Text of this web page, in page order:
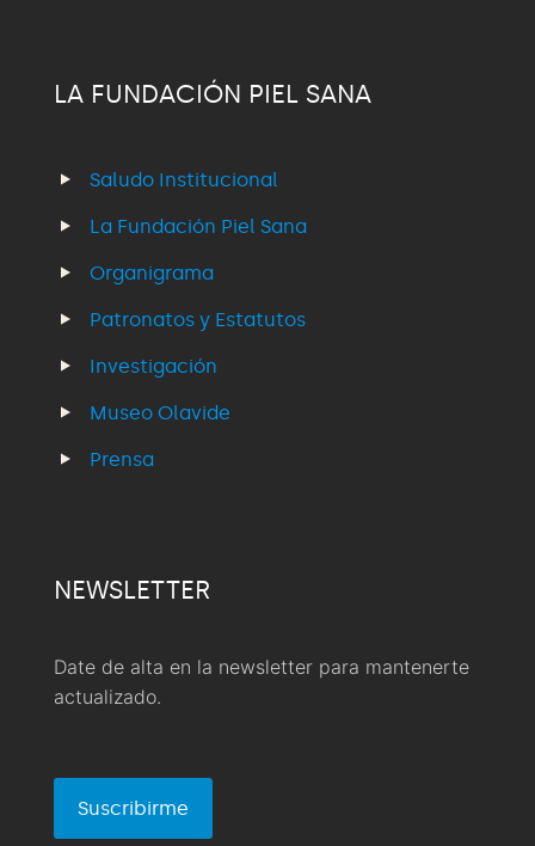
LA FUNDACIÓN PIEL SANA
Saludo Institucional
La Fundación Piel Sana
Organigrama
Patronatos y Estatutos
Investigación
Museo Olavide
Prensa
NEWSLETTER
Date de alta en la newsletter para mantenerte
actualizado.
Suscribirme